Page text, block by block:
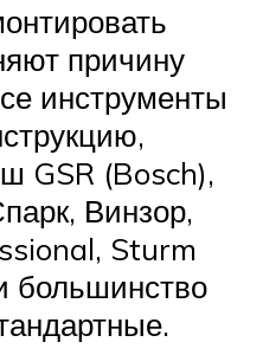
причину
инструменты
GSR (Bosch),
Винзор,
Sturm
большинство